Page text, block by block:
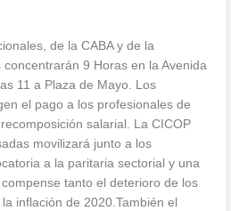
de la CABA y de la
9 Horas en la Avenida
11 a Plaza de Mayo. Los
el pago a los profesionales de
salarial. La CICOP
movilizará junto a los
a la paritaria sectorial y una
tanto el deterioro de los
inflación de 2020.También el